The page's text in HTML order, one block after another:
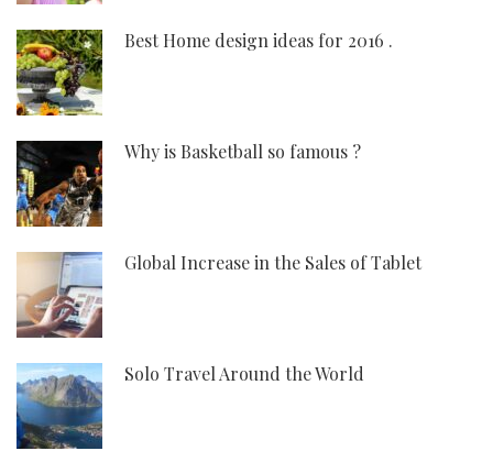
Best Home design ideas for 2016 .
Why is Basketball so famous ?
Global Increase in the Sales of Tablet
Solo Travel Around the World